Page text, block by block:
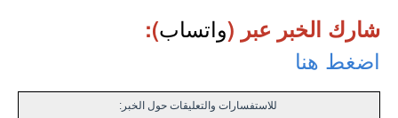
شارك الخبر عبر (واتساب):
اضغط هنا
للاستفسارات والتعليقات حول الخبر: